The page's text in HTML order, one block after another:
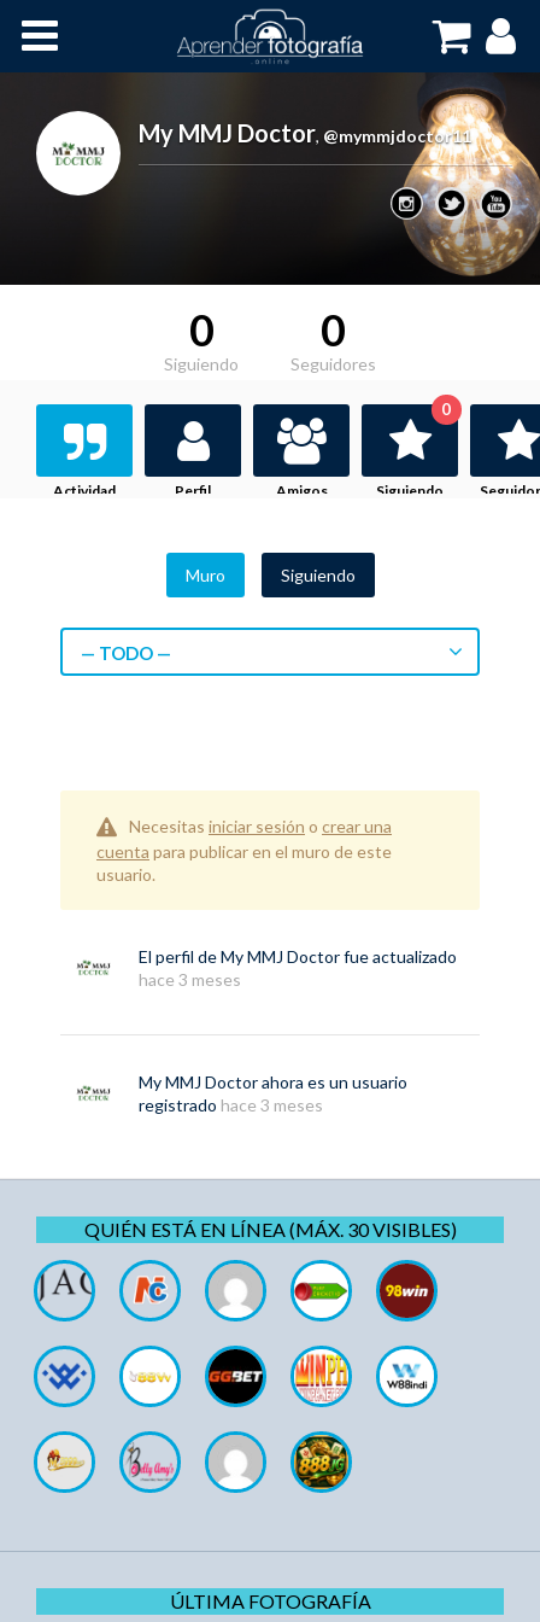
Cursos OnLine
My MMJ Doctor, @mymmjdoctor11
0
Siguiendo
0
Seguidores
Actividad Perfil Amigos Siguiendo
0
Muro Siguiendo
— TODO —
Necesitas iniciar sesión o crear una
cuenta para publicar en el muro de este
usuario.
El perfil deMy MMJ Doctorfue actualizado
hace 3 meses
My MMJ Doctorahora es un usuario
registrado hace 3 meses
QUIÉN ESTÁ EN LÍNEA (MÁX. 30 VISIBLES)
ÚLTIMA FOTOGRAFÍA